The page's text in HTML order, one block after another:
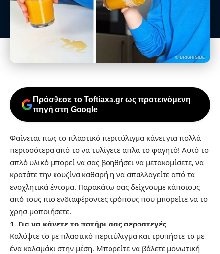
Πρόσθεσε το Toftiaxa.gr ως προτεινόμενη
πηγή στη Google
Φαίνεται πως το πλαστικό περιτύλιγμα κάνει για πολλά
περισσότερα από το να τυλίγετε απλά το φαγητό! Αυτό το
απλό υλικό μπορεί να σας βοηθήσει να μετακομίσετε, να
κρατάτε την κουζίνα καθαρή η να απαλλαγείτε από τα
ενοχλητικά έντομα. Παρακάτω σας δείχνουμε κάποιους
από τους πιο ενδιαφέροντες τρόπους που μπορείτε να το
χρησιμοποιήσετε.
1. Για να κάνετε το ποτήρι σας αεροστεγές.
Καλύψτε το με πλαστικό περιτύλιγμα και τρυπήστε το με
ένα καλαμάκι στην μέση. Μπορείτε να βάλετε μονωτική